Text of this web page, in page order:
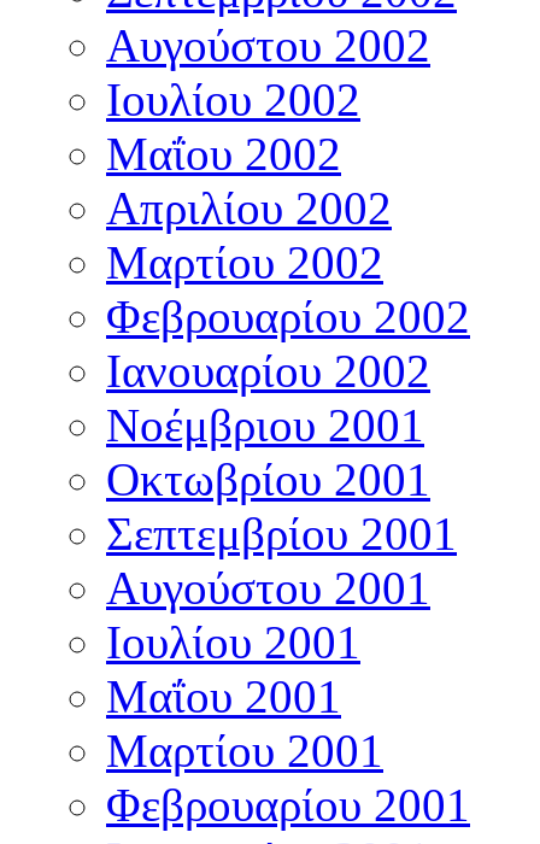
Αυγούστου 2002
Ιουλίου 2002
Μαΐου 2002
Απριλίου 2002
Μαρτίου 2002
Φεβρουαρίου 2002
Ιανουαρίου 2002
Νοέμβριου 2001
Οκτωβρίου 2001
Σεπτεμβρίου 2001
Αυγούστου 2001
Ιουλίου 2001
Μαΐου 2001
Μαρτίου 2001
Φεβρουαρίου 2001